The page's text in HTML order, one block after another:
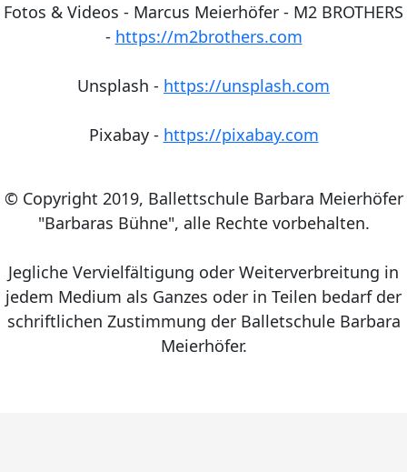
Fotos & Videos - Marcus Meierhöfer - M2 BROTHERS
- https://m2brothers.com
Unsplash - https://unsplash.com
Pixabay - https://pixabay.com
© Copyright 2019, Ballettschule Barbara Meierhöfer
"Barbaras Bühne", alle Rechte vorbehalten.
Jegliche Vervielfältigung oder Weiterverbreitung in
jedem Medium als Ganzes oder in Teilen bedarf der
schriftlichen Zustimmung der Balletschule Barbara
Meierhöfer.